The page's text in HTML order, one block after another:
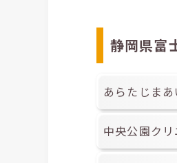
静岡県富
あらたじま
中央公園クリ